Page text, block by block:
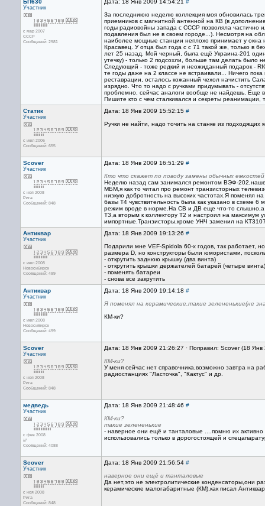
БП630
Участник
с мар 2007
CCCP
Сообщений: 2981
Дата: 18 Янв 2009 14:54:21 #
За последниюю неделю коллекция моя обновилась
приемников с магнитной антенной на КВ (в
годы радиовойны запада с СССР позволяла частично
подавления был не в своем городе...). Несмотря на
наиболее мощные станции неплохо принимает у окна
Красавец. У отца был года с с 71 такой же, только в
лет 25 назад. Мой черный, была ещё Украина-201
утечку) - только 2 подсохли, больше там делать было
Следующий - тоже редкий и неожиданный подарок -
те годы даже на 2 классе не встраивали... Ничего
реставрации, осталось кожанный чехол начистить
изрядно. Что то надо с ручками придумывать -
проблемно, сейчас аналоги вообще не найдешь. Еще
Пишите кто с чем сталкивался и секреты реанимации,
Статик
Участник
с июл 2006
Сообщений: 655
Дата: 18 Янв 2009 15:52:15 #
Ручки не найти, надо точить на станке из подходящих
Scover
Участник
с ноя 2008
Рига
Сообщений: 848
Дата: 18 Янв 2009 16:51:29 #
Кто что скажет по поводу замены обычных
Неделю назад сам занимался ремонтом ВЭФ-
МБМ,я как то читал про ремонт транзисторных
низкую добротность на высоких частотах.Я поменял
базы Т4 чувствительность была как указано в схеме 6
режим вроде в норме.На СВ и ДВ еще что-то слышно,а
Т3,а вторым к коллектору Т2 и настроил на максимум
импортные.Транзисторы,кроме УНЧ заменил на
Антиквар
Участник
с июл 2008
Новосибирск
Сообщений: 499
Дата: 18 Янв 2009 19:13:26 #
Подарили мне VEF-Spidola 60-х годов, так работает,
размера D, но конструкторы были юмористами,
- открутить заднюю крышку (два винта)
- открутить крышки держателей батарей (четыре винта)
- поменять батареи
- снова все закрутить
Антиквар
Участник
с июл 2008
Новосибирск
Сообщений: 499
Дата: 18 Янв 2009 19:14:18 #
Я поменял на керамические,такие зелененькие(не
КМ-ки?
Scover
Участник
с ноя 2008
Рига
Сообщений: 848
Дата: 18 Янв 2009 21:26:27 · Поправил: Scover (18
КМ-ки?
У меня сейчас нет справочника,возможно завтра на
радиостанциях "Ласточка", "Кактус" и др.
медведь
Участник
с фев 2008
///
Сообщений: 4088
Дата: 18 Янв 2009 21:48:46 #
КМ-ки?
такие зелененькие
- наверное они ещё и танталовые ....помню их активно
использовались только в дорогостоящей и
Scover
Участник
с ноя 2008
Рига
Сообщений: 848
Дата: 18 Янв 2009 21:56:54 #
наверное они ещё и танталовые
Да нет,это не электролитические конденсаторы,они
керамические малогабаритные (КМ),как писал